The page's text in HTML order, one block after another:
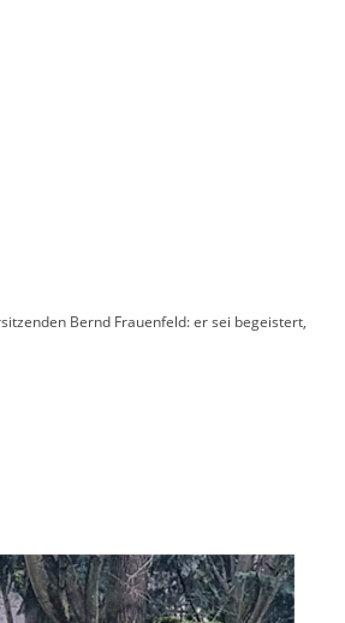
Bernd Frauenfeld: er sei begeistert,